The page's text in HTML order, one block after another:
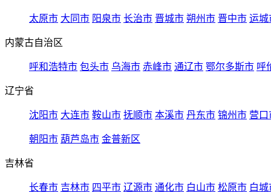
太原市 大同市 阳泉市 长治市 晋城市 朔州市 晋中市 运城
内蒙古自治区
呼和浩特市 包头市 乌海市 赤峰市 通辽市 鄂尔多斯市 呼
辽宁省
沈阳市 大连市 鞍山市 抚顺市 本溪市 丹东市 锦州市 营口
朝阳市 葫芦岛市 金普新区
吉林省
长春市 吉林市 四平市 辽源市 通化市 白山市 松原市 白城